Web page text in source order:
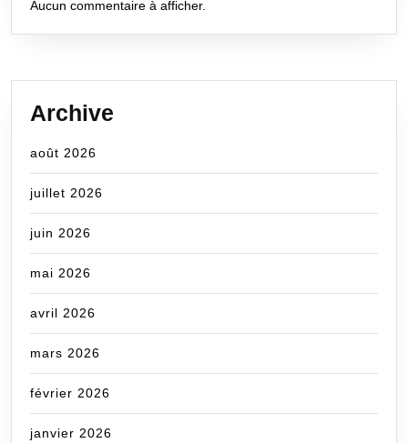
Aucun commentaire à afficher.
Archive
août 2026
juillet 2026
juin 2026
mai 2026
avril 2026
mars 2026
février 2026
janvier 2026